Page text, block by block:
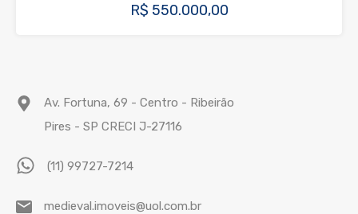
R$ 550.000,00
Av. Fortuna, 69 - Centro - Ribeirão
Pires - SP CRECI J-27116
(11) 99727-7214
medieval.imoveis@uol.com.br